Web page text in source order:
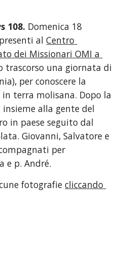
108. Domenica 18
al Centro
dei Missionari OMI a
trascorso una giornata di
per conoscere la
in terra molisana. Dopo la
insieme alla gente del
in paese seguito dal
Giovanni, Salvatore e
per
e p. André.
fotografie cliccando